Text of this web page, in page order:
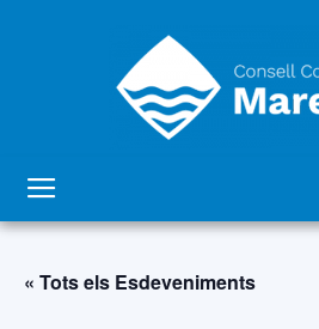
« Tots els Esdeveniments